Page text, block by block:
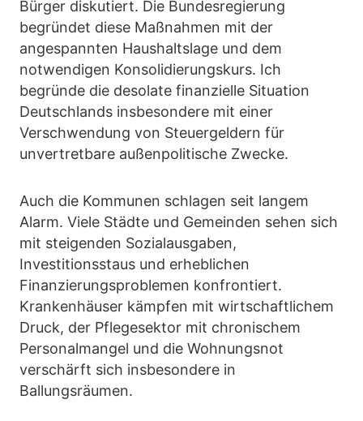
Bürger diskutiert. Die Bundesregierung
begründet diese Maßnahmen mit der
angespannten Haushaltslage und dem
notwendigen Konsolidierungskurs. Ich
begründe die desolate finanzielle Situation
Deutschlands insbesondere mit einer
Verschwendung von Steuergeldern für
unvertretbare außenpolitische Zwecke.
Auch die Kommunen schlagen seit langem
Alarm. Viele Städte und Gemeinden sehen sich
mit steigenden Sozialausgaben,
Investitionsstaus und erheblichen
Finanzierungsproblemen konfrontiert.
Krankenhäuser kämpfen mit wirtschaftlichem
Druck, der Pflegesektor mit chronischem
Personalmangel und die Wohnungsnot
verschärft sich insbesondere in
Ballungsräumen.